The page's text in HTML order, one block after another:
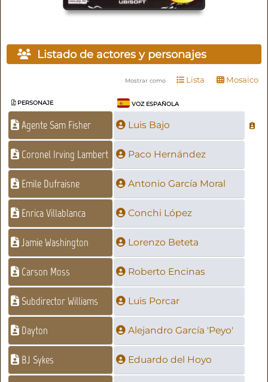
Listado de actores y personajes
Mostrar como Lista Mosaico
PERSONAJE VOZ ESPAÑOLA
Agente Sam Fisher Luis Bajo
Coronel Irving Lambert Paco Hernández
Emile Dufraisne Antonio García Moral
Enrica Villablanca Conchi López
Jamie Washington Lorenzo Beteta
Carson Moss Roberto Encinas
Subdirector Williams Luis Porcar
Dayton Alejandro García 'Peyo'
BJ Sykes Eduardo del Hoyo